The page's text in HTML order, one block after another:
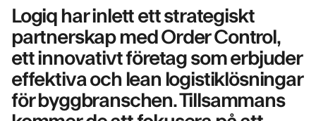
Logiq har inlett ett strategiskt
partnerskap med Order Control,
ett innovativt företag som erbjuder
effektiva och lean logistiklösningar
för byggbranschen. Tillsammans